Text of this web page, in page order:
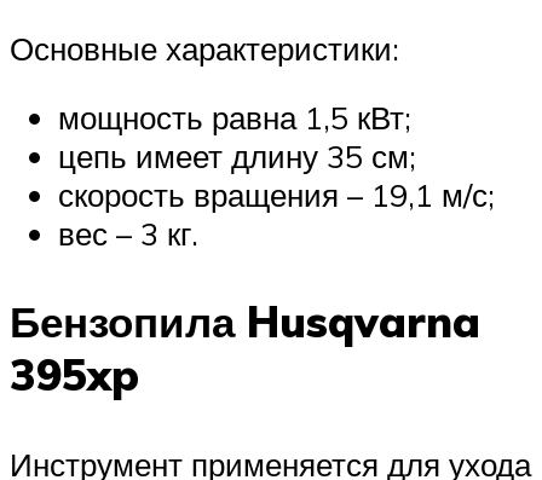
Основные характеристики:
мощность равна 1,5 кВт;
цепь имеет длину 35 см;
скорость вращения – 19,1 м/с;
вес – 3 кг.
Бензопила Husqvarna
395xp
Инструмент применяется для ухода